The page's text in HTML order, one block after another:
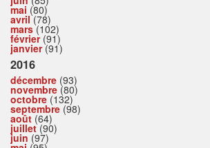
mai (80)
avril(78)
mars(102)
février(91)
janvier(91)
2016
décembre (93)
novembre (80)
octobre (132)
septembre (98)
août (64)
juillet(90)
juin (97)